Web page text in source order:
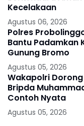
Kecelakaan
Agustus 06, 2026
Polres
Bantu Padamkan
Gunung Bromo
Agustus 05, 2026
Wakapolri
Bripda
Contoh Nyata
Agustus 05, 2026